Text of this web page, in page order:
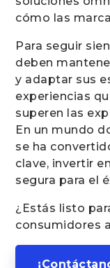
cómo las
Para seguir
deben
y adaptar sus
experiencias
superen las
En un mundo
se ha
clave, invertir
segura para el
¿Estás listo
consumidores